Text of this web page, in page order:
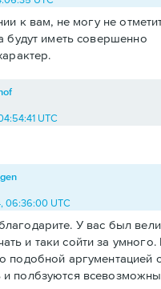
к вам, не могу не
будут иметь совершенно
UTC
06:36:00 UTC
У вас был
и таки сойти за
подобной аргументацией
и полбзуются